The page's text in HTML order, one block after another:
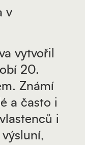
v
vytvořil
20.
Známí
a často i
i